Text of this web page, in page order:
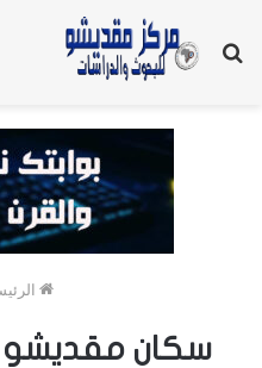
بحث
سكان مقديشو